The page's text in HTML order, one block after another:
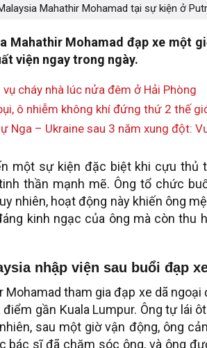
Mahathir Mohamad tại sự kiện ở
Mahathir Mohamad đạp xe một
viện ngay trong ngày.
cháy nhà lúc nửa đêm ở Hải Phòng
ô nhiễm không khí đứng thứ 2 thế
Nga – Ukraine sau 3 năm xung đột:
một sự kiện đặc biệt khi cựu thủ
thần mạnh mẽ. Ông tổ chức
nhiên, hoạt động này khiến ông
kinh ngạc của ông mà còn thu
nhập viện sau buổi đạp
Mohamad tham gia đạp xe dã
gần Kuala Lumpur. Ông tự lái
sau một giờ vận động, ông
bác sĩ đã chăm sóc ông, và ông